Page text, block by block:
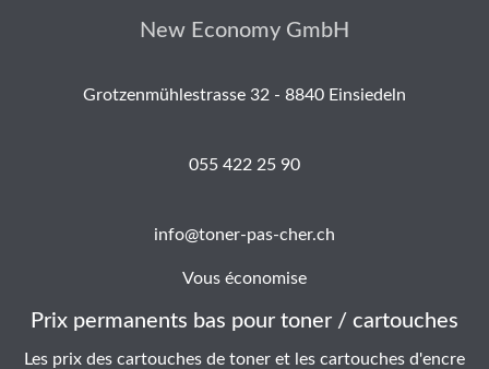
New Economy GmbH
Grotzenmühlestrasse 32 - 8840 Einsiedeln
055 422 25 90
info@toner-pas-cher.ch
Vous économise
Prix permanents bas pour toner / cartouches
Les prix des cartouches de toner et les cartouches d'encre